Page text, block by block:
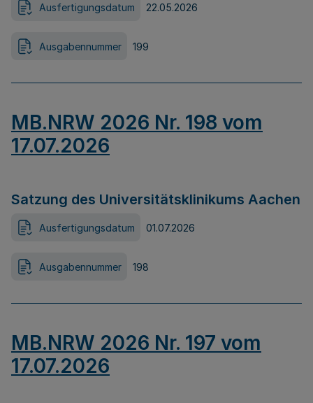
Ausfertigungsdatum 22.05.2026
Ausgabennummer 199
MB.NRW 2026 Nr. 198 vom
17.07.2026
Satzung des Universitätsklinikums Aachen
Ausfertigungsdatum 01.07.2026
Ausgabennummer 198
MB.NRW 2026 Nr. 197 vom
17.07.2026